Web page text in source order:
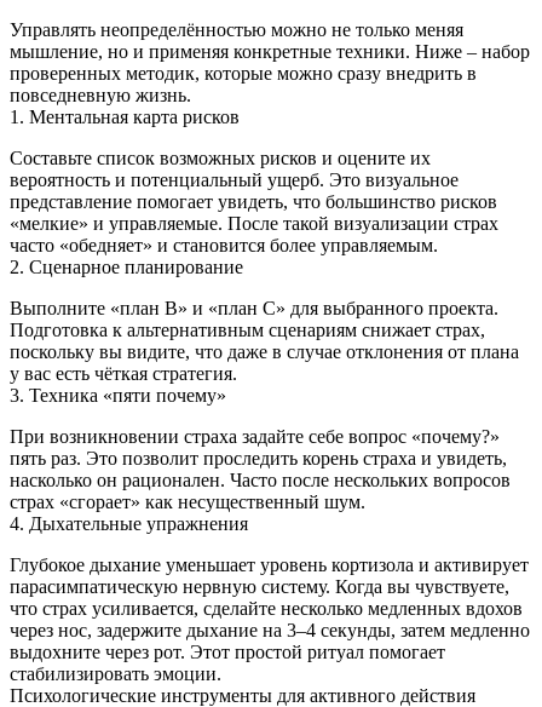
Управлять неопределённостью можно не только меняя
мышление, но и применяя конкретные техники. Ниже – набор
проверенных методик, которые можно сразу внедрить в
повседневную жизнь.
1. Ментальная карта рисков
Составьте список возможных рисков и оцените их
вероятность и потенциальный ущерб. Это визуальное
представление помогает увидеть, что большинство рисков
«мелкие» и управляемые. После такой визуализации страх
часто «обедняет» и становится более управляемым.
2. Сценарное планирование
Выполните «план B» и «план C» для выбранного проекта.
Подготовка к альтернативным сценариям снижает страх,
поскольку вы видите, что даже в случае отклонения от плана
у вас есть чёткая стратегия.
3. Техника «пяти почему»
При возникновении страха задайте себе вопрос «почему?»
пять раз. Это позволит проследить корень страха и увидеть,
насколько он рационален. Часто после нескольких вопросов
страх «сгорает» как несущественный шум.
4. Дыхательные упражнения
Глубокое дыхание уменьшает уровень кортизола и активирует
парасимпатическую нервную систему. Когда вы чувствуете,
что страх усиливается, сделайте несколько медленных вдохов
через нос, задержите дыхание на 3–4 секунды, затем медленно
выдохните через рот. Этот простой ритуал помогает
стабилизировать эмоции.
Психологические инструменты для активного действия